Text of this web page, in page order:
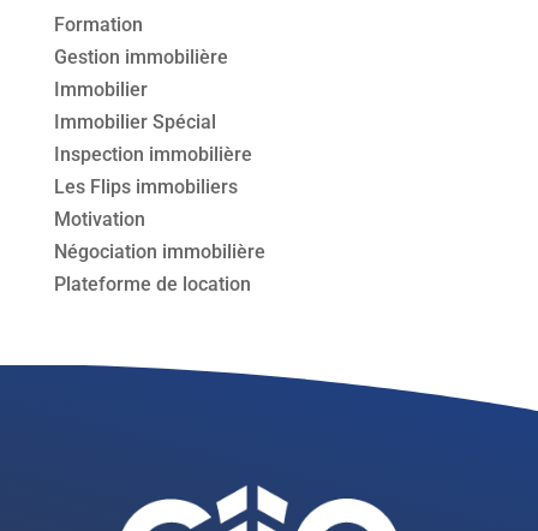
Formation
Gestion immobilière
Immobilier
Immobilier Spécial
Inspection immobilière
Les Flips immobiliers
Motivation
Négociation immobilière
Plateforme de location